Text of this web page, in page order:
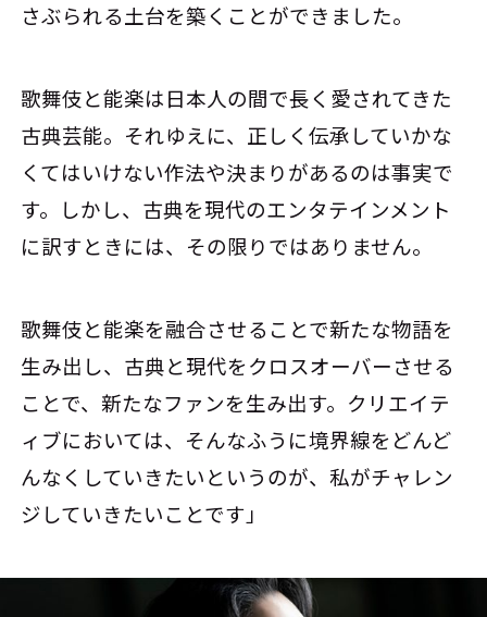
さぶられる土台を築くことができました。
歌舞伎と能楽は日本人の間で長く愛されてきた
古典芸能。それゆえに、正しく伝承していかな
くてはいけない作法や決まりがあるのは事実で
す。しかし、古典を現代のエンタテインメント
に訳すときには、その限りではありません。
歌舞伎と能楽を融合させることで新たな物語を
生み出し、古典と現代をクロスオーバーさせる
ことで、新たなファンを生み出す。クリエイテ
ィブにおいては、そんなふうに境界線をどんど
んなくしていきたいというのが、私がチャレン
ジしていきたいことです」